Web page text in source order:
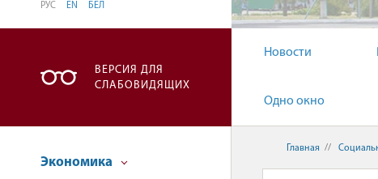
РУС EN БЕЛ
ВЕРСИЯ ДЛЯ
СЛАБОВИДЯЩИХ
Новости
Одно окно
Экономика
Главная //